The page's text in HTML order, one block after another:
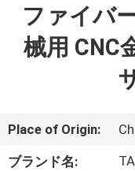
画
ファイバ
械用 CNC
Place of Origin:
ブランド名: